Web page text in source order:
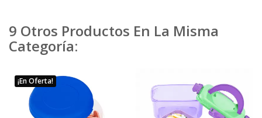
9 Otros Productos En La Misma
Categoría:
¡En Oferta!